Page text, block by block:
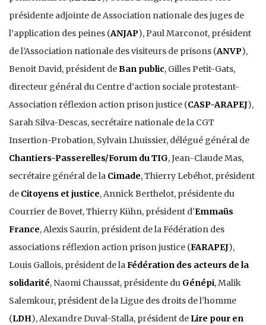
présidente adjointe de Association nationale des juges de
l’application des peines (ANJAP), Paul Marconot, président
de l’Association nationale des visiteurs de prisons (ANVP),
Benoit David, président deBan public, Gilles Petit-Gats,
directeur général du Centre d’action sociale protestant-
Association réflexion action prison justice (CASP-ARAPEJ),
Sarah Silva-Descas, secrétaire nationale de la CGT
Insertion-Probation, Sylvain Lhuissier, délégué général de
Chantiers-Passerelles/Forum du TIG, Jean-Claude Mas,
secrétaire général de la Cimade, Thierry Lebéhot, président
de Citoyens et justice, Annick Berthelot, présidente du
Courrier de Bovet, Thierry Kühn, président d’Emmaüs
France, Alexis Saurin, président de la Fédération des
associations réflexion action prison justice (FARAPEJ),
Louis Gallois, président de laFédération des acteurs de la
solidarité, Naomi Chaussat, présidente du Génépi, Malik
Salemkour, président de la Ligue des droits de l’homme
(LDH), Alexandre Duval-Stalla, président de Lire pour en